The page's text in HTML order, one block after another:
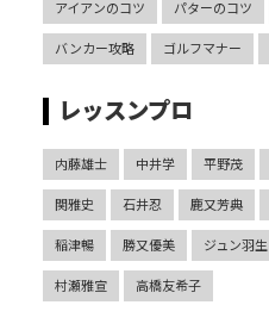
アイアンのコツ パターのコツ
バンカー攻略 ゴルフマナー
レッスンプロ
内藤雄士 中井学 平野茂
関雅史 石井忍 鹿又芳典
稲津暢 勝又優美 ジュン羽生
村瀬雅宣 高橋友希子